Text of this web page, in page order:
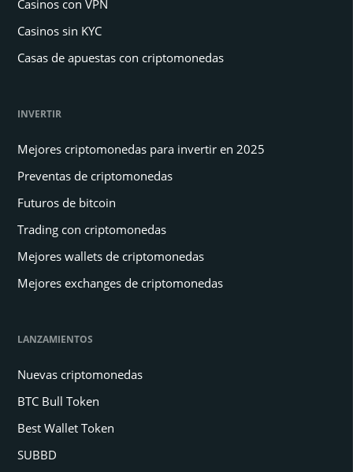
Casinos con VPN
Casinos sin KYC
Casas de apuestas con criptomonedas
INVERTIR
Mejores criptomonedas para invertir en 2025
Preventas de criptomonedas
Futuros de bitcoin
Trading con criptomonedas
Mejores wallets de criptomonedas
Mejores exchanges de criptomonedas
LANZAMIENTOS
Nuevas criptomonedas
BTC Bull Token
Best Wallet Token
SUBBD